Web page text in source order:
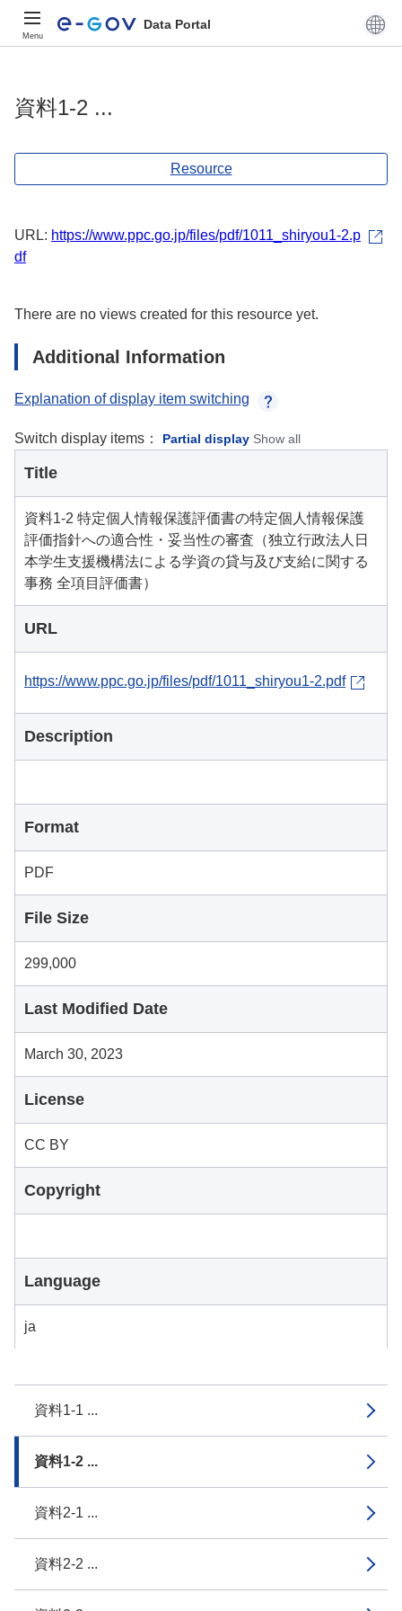
Menu
Data Portal
資料1-1 ...
資料1-2 ...
資料2-1 ...
資料2-2 ...
資料1-2 ...
Resource
URL: https://www.ppc.go.jp/files/pdf/1011_shiryou1-2.p
df
There are no views created for this resource yet.
Additional Information
Explanation of display item switching
Switch display items： Partial display Show all
Title
資料1-2 特定個人情報保護評価書の特定個人情報保護
評価指針への適合性・妥当性の審査（独立行政法人日
本学生支援機構法による学資の貸与及び支給に関する
事務 全項目評価書）
URL
https://www.ppc.go.jp/files/pdf/1011_shiryou1-2.pdf
Description
Format
PDF
File Size
299,000
Last Modified Date
March 30, 2023
License
CC BY
Copyright
Language
ja